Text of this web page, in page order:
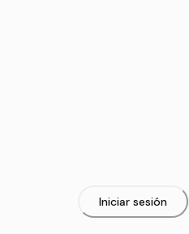
Iniciar sesión